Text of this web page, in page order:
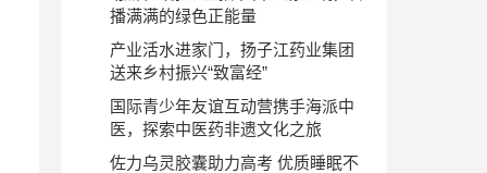
播满满的绿色正能量
产业活水进家门，扬子江药业集团
送来乡村振兴“致富经”
国际青少年友谊互动营携手海派中
医，探索中医药非遗文化之旅
佐力乌灵胶囊助力高考 优质睡眠不